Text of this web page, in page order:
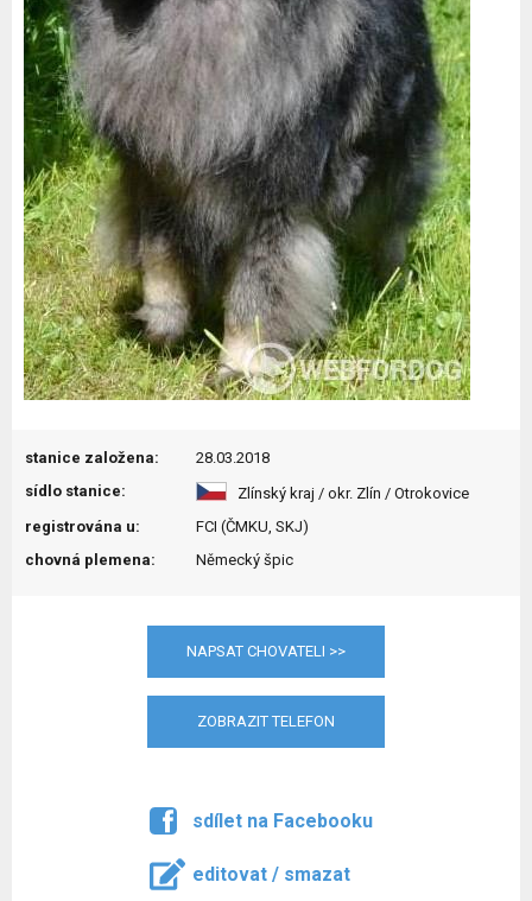
stanice založena:
28.03.2018
sídlo stanice:
Zlínský kraj / okr. Zlín / Otrokovice
registrována u:
FCI (ČMKU, SKJ)
chovná plemena:
Německý špic
NAPSAT CHOVATELI >>
ZOBRAZIT TELEFON
sdílet na Facebooku
editovat / smazat